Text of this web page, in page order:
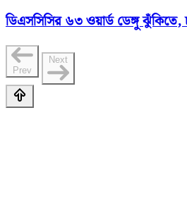
ডিএসসিসির ৬৩ ওয়ার্ড ডেঙ্গু ঝুঁকিতে,
Prev